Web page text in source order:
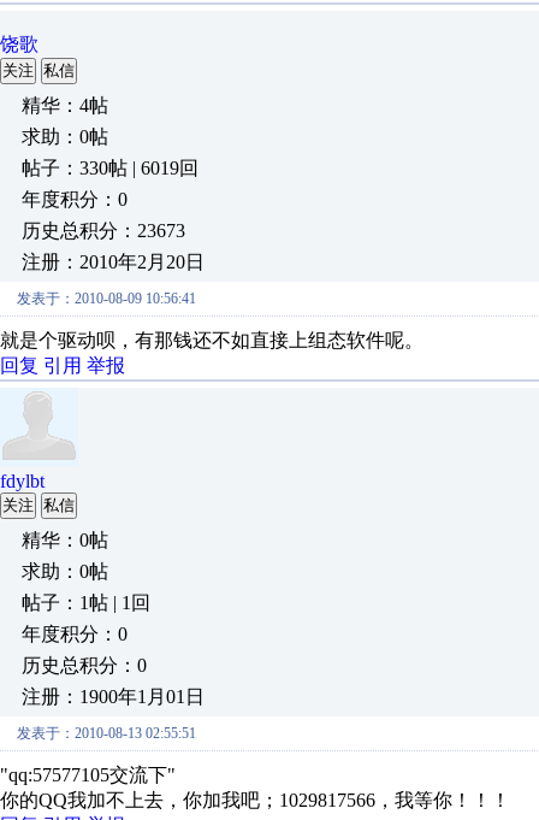
饶歌
关注 私信
精华：4帖
求助：0帖
帖子：330帖 | 6019回
年度积分：0
历史总积分：23673
注册：2010年2月20日
发表于：2010-08-09 10:56:41
就是个驱动呗，有那钱还不如直接上组态软件呢。
回复 引用 举报
fdylbt
关注 私信
精华：0帖
求助：0帖
帖子：1帖 | 1回
年度积分：0
历史总积分：0
注册：1900年1月01日
发表于：2010-08-13 02:55:51
"qq:57577105交流下"
你的QQ我加不上去，你加我吧；1029817566，我等你！！！